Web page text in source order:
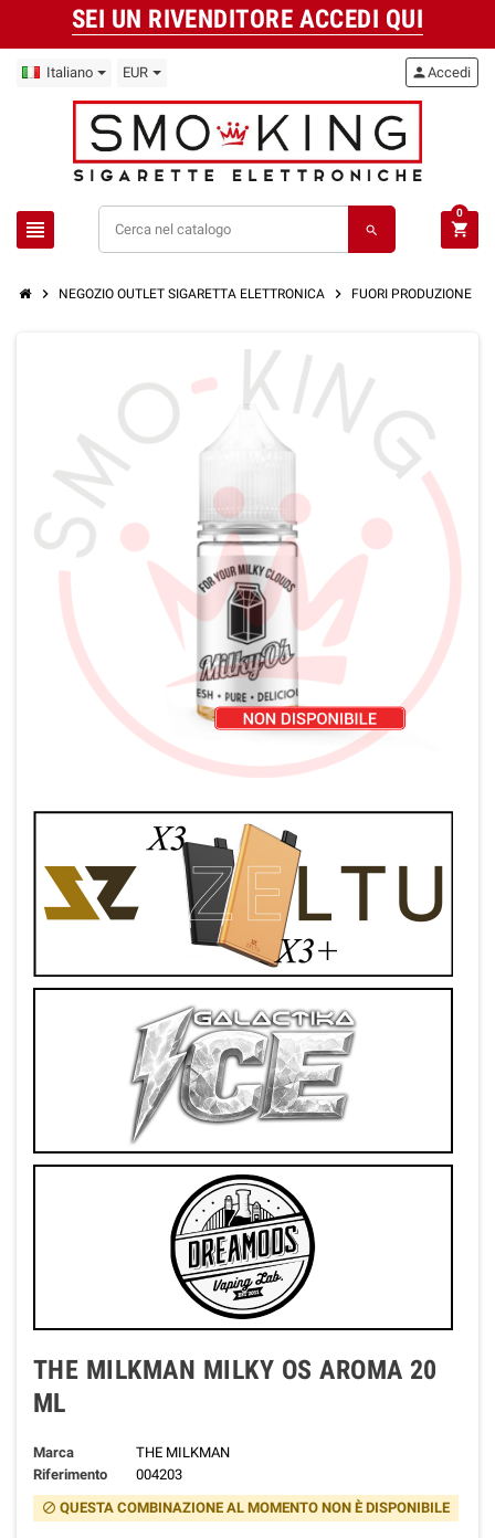
SEI UN RIVENDITORE ACCEDI QUI
Italiano EUR
view_headline search
personAccedi
shopping_cart
0
chevron_right NEGOZIO OUTLET SIGARETTA ELETTRONICA chevron_right FUORI PRODUZIONE
THE MILKMAN MILKY OS AROMA 20
ML
Marca
THE MILKMAN
Riferimento
004203
block QUESTA COMBINAZIONE AL MOMENTO NON È DISPONIBILE